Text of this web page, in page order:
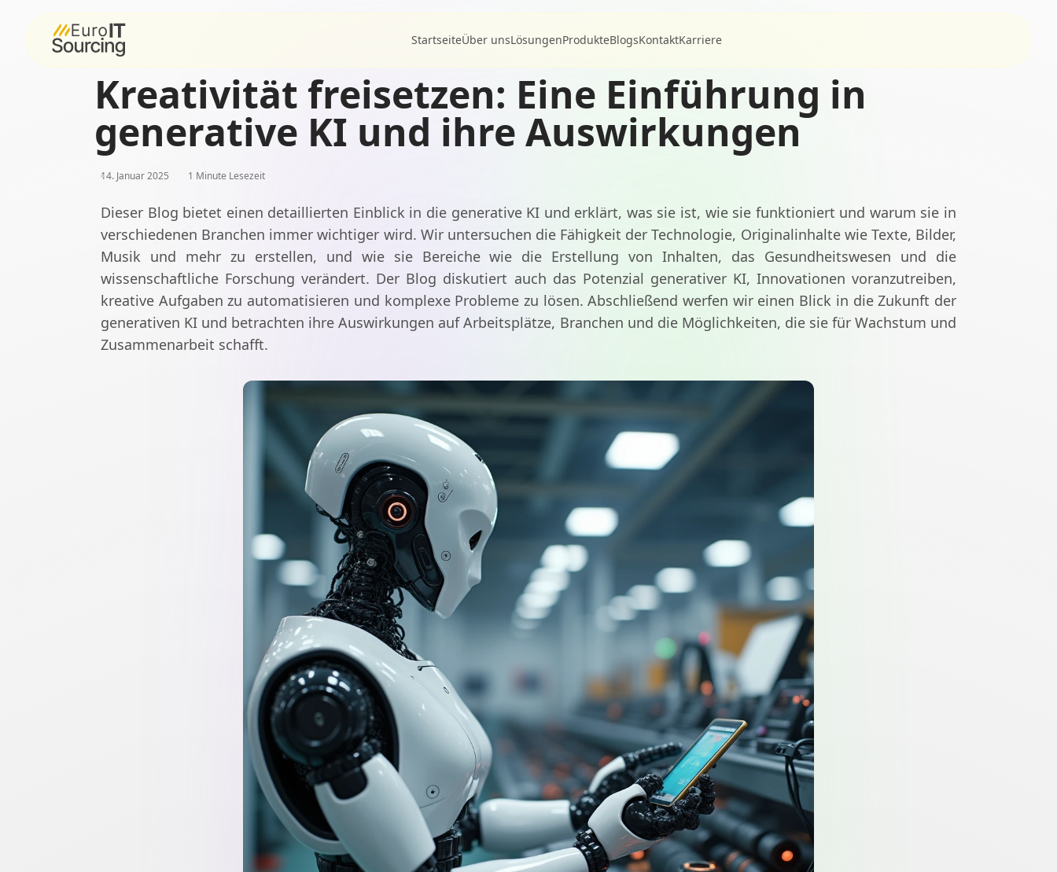
StartseiteÜber unsLösungenProdukteBlogsKontaktKarriere
Kreativität freisetzen: Eine Einführung in
generative KI und ihre Auswirkungen
14. Januar 2025 1 Minute Lesezeit
Dieser Blog bietet einen detaillierten Einblick in die generative KI und erklärt, was sie ist, wie sie funktioniert und warum sie in
verschiedenen Branchen immer wichtiger wird. Wir untersuchen die Fähigkeit der Technologie, Originalinhalte wie Texte, Bilder,
Musik und mehr zu erstellen, und wie sie Bereiche wie die Erstellung von Inhalten, das Gesundheitswesen und die
wissenschaftliche Forschung verändert. Der Blog diskutiert auch das Potenzial generativer KI, Innovationen voranzutreiben,
kreative Aufgaben zu automatisieren und komplexe Probleme zu lösen. Abschließend werfen wir einen Blick in die Zukunft der
generativen KI und betrachten ihre Auswirkungen auf Arbeitsplätze, Branchen und die Möglichkeiten, die sie für Wachstum und
Zusammenarbeit schafft.